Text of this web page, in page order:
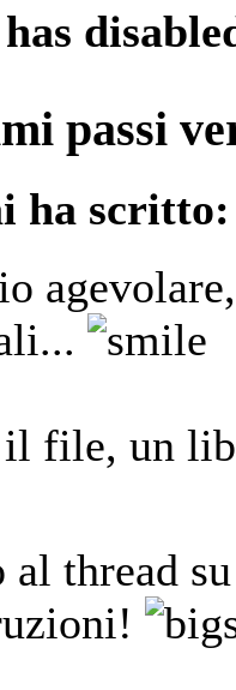
passi
ha scritto:
file, un
thread